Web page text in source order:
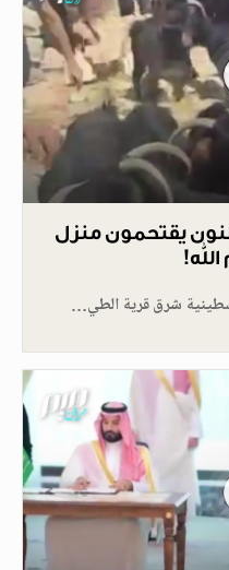
يقتحمون منزل
شرق قرية الطي…